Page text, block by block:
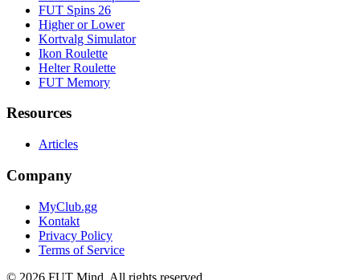
FUT Spins 26
Higher or Lower
Kortvalg Simulator
Ikon Roulette
Helter Roulette
FUT Memory
Resources
Articles
Company
MyClub.gg
Kontakt
Privacy Policy
Terms of Service
© 2026 FUT Mind. All rights reserved.